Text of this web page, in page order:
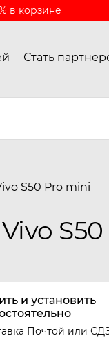
в корзине
Стать
S50 Pro mini
и установить
Почтой или